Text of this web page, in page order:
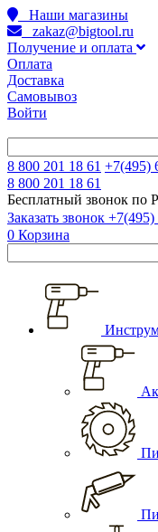
Наши магазины
zakaz@bigtool.ru
Получение и оплата
Оплата
Доставка
Самовывоз
Войти
8 800 201 18 61 +7(495)
8 800 201 18 61
Бесплатный звонок по
Заказать звонок +7(495)
0 Корзина